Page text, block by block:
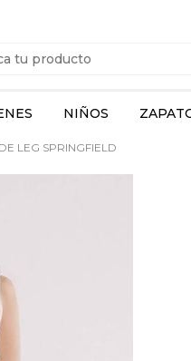
NIÑOS
LEG SPRINGFIELD